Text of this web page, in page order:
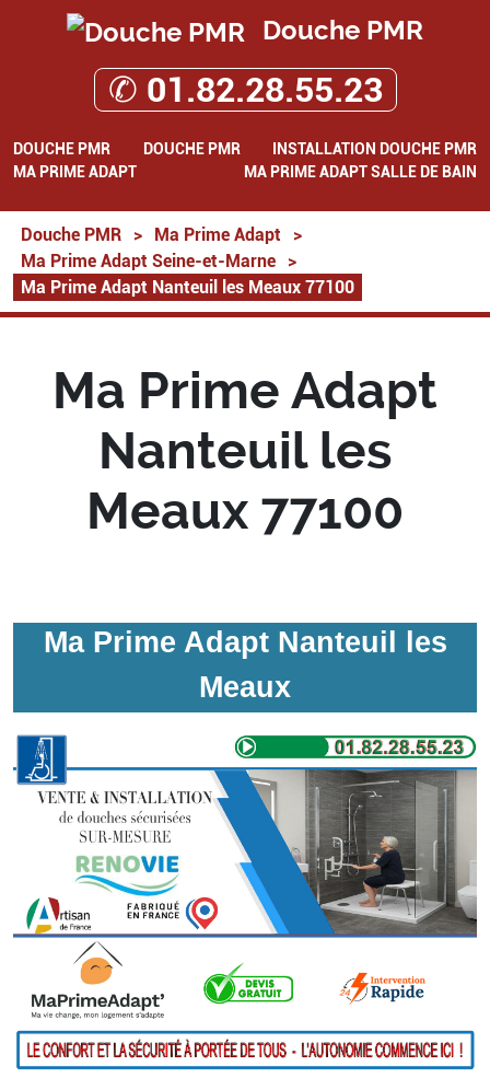
Douche PMR
✆ 01.82.28.55.23
DOUCHE PMR DOUCHE PMR
INSTALLATION DOUCHE PMR
MA PRIME ADAPT
MA PRIME ADAPT SALLE DE BAIN
Douche PMR > Ma Prime Adapt
>
Ma Prime Adapt Seine-et-Marne
>
Ma Prime Adapt Nanteuil les Meaux 77100
Ma Prime Adapt
Nanteuil les
Meaux 77100
Ma Prime Adapt Nanteuil les
Meaux